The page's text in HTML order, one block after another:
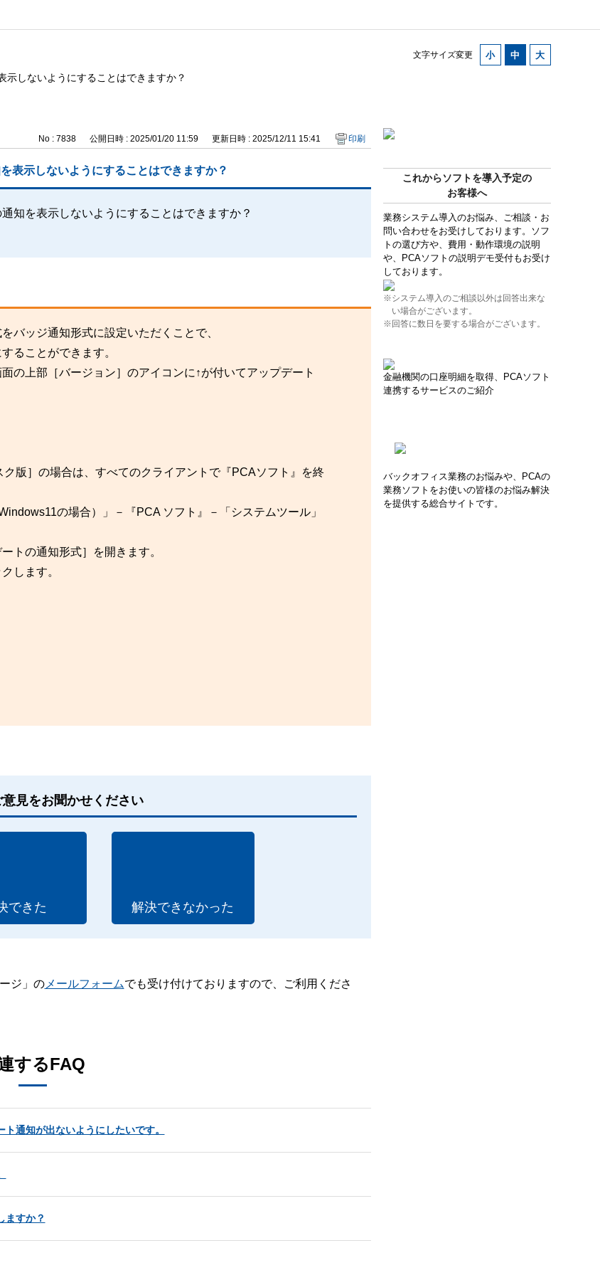
文字サイズ変更
しないようにすることはできますか？
これからソフトを導入予定の
お客様へ
業務システム導入のお悩み、ご相談・お
問い合わせをお受けしております。ソフ
トの選び方や、費用・動作環境の説明
や、PCAソフトの説明デモ受付もお受け
しております。
※システム導入のご相談以外は回答出来な
い場合がございます。
※回答に数日を要する場合がございます。
金融機関の口座明細を取得、PCAソフト
連携するサービスのご紹介
バックオフィス業務のお悩みや、PCAの
業務ソフトをお使いの皆様のお悩み解決
を提供する総合サイトです。
No : 7838 公開日時 : 2025/01/20 11:59 更新日時 : 2025/12/11 15:41 印刷
表示しないようにすることはできますか？
知を表示しないようにすることはできますか？
バッジ通知形式に設定いただくことで、
ることができます。
の上部［バージョン］のアイコンに↑が付いてアップデート
版］の場合は、すべてのクライアントで『PCAソフト』を終
の場合）」－『PCA ソフト』－「システムツール」
トの通知形式］を開きます。
します。
見をお聞かせください
できた 解決できなかった
ジ」のメールフォームでも受け付けておりますので、ご利用くださ
するFAQ
通知が出ないようにしたいです。
ますか？